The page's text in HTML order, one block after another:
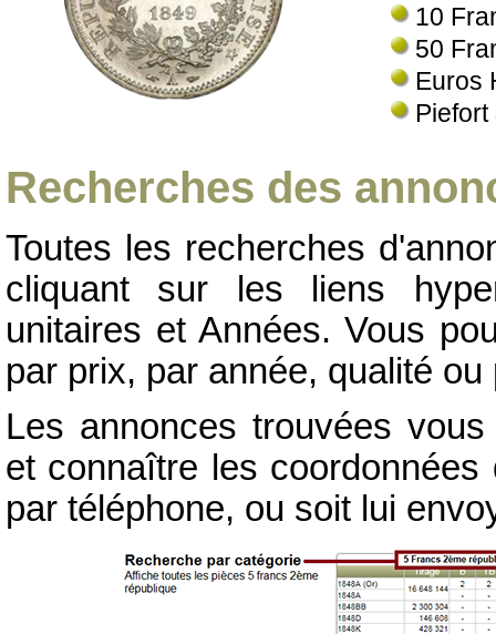
10
50
Euros
Recherches des
Toutes les recherches
cliquant sur les liens
unitaires et Années. Vous
par prix, par année, qualité ou
Les annonces trouvées
et connaître les
par téléphone, ou soit lui